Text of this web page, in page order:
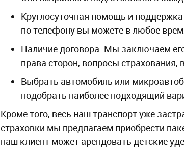
Круглосуточная помощь и
по телефону вы можете в любое
Наличие договора. Мы заключаем
права сторон, вопросы страхования,
Выбрать автомобиль или
подобрать наиболее подходящий
Кроме того, весь наш транспорт уже
страховки мы предлагаем приобрести
наш клиент может арендовать детские